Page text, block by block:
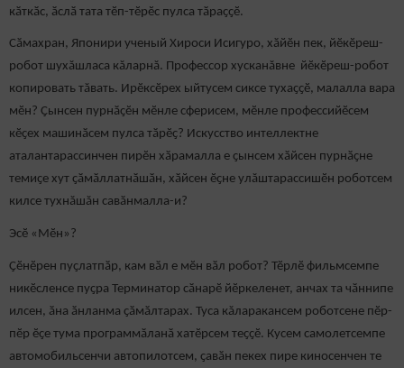
кӑткӑс, ӑслӑ тата тӗп-тӗрӗс пулса тӑраҫҫӗ.
Сӑмахран, Японири ученый Хироси Исигуро, хӑйӗн пек, йӗкӗреш-
робот шухăшласа кăларнă. Профессор хусканăвне йӗкӗреш-робот
копировать тăвать. Ирӗксӗрех ыйтусем сиксе тухаҫҫӗ, малалла вара
мӗн? Ҫынсен пурнӑҫӗн мӗнле сферисем, мӗнле профессийӗсем
кӗҫех машинӑсем пулса тӑрӗҫ? Искусство интеллектне
аталантарассинчен пирӗн хӑрамалла е ҫынсем хӑйсен пурнӑҫне
темиҫе хут ҫӑмӑллатнӑшӑн, хӑйсен ӗҫне улăштарассишӗн роботсем
килсе тухнăшăн савӑнмалла-и?
Эсӗ «Мӗн»?
Ҫӗнӗрен пуҫлатпӑр, кам вӑл е мӗн вӑл робот? Тӗрлӗ фильмсемпе
никӗсленсе пуҫра Терминатор сӑнарӗ йӗркеленет, анчах та чӑннипе
илсен, ӑна ӑнланма ҫӑмӑлтарах. Туса кăларакансем роботсене пӗр-
пӗр ӗҫе тума программӑланӑ хатӗрсем теҫҫӗ. Кусем самолетсемпе
автомобильсенчи автопилотсем, ҫавӑн пекех пире киносенчен те